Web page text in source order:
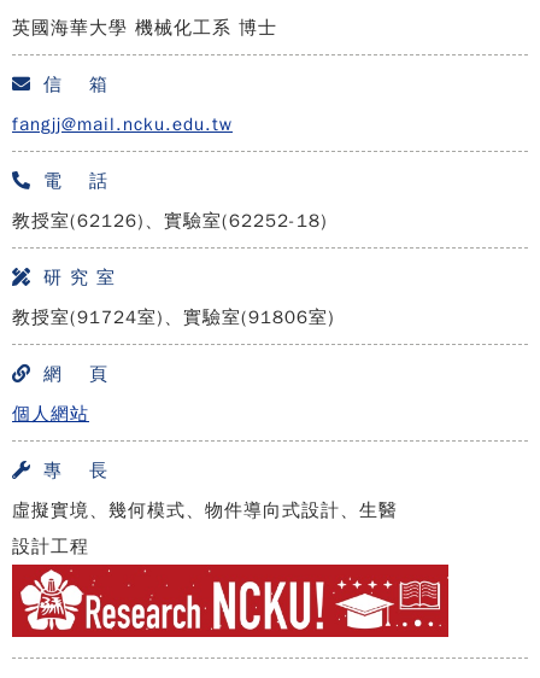
英國海華大學 機械化工系 博士
信 箱
fangjj@mail.ncku.edu.tw
電 話
教授室(62126)、實驗室(62252-18)
研 究 室
教授室(91724室)、實驗室(91806室)
網 頁
個人網站
專 長
虛擬實境、幾何模式、物件導向式設計、生醫
設計工程